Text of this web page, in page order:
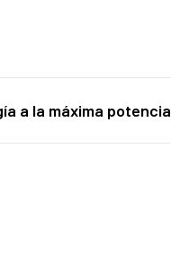
a la máxima potencia